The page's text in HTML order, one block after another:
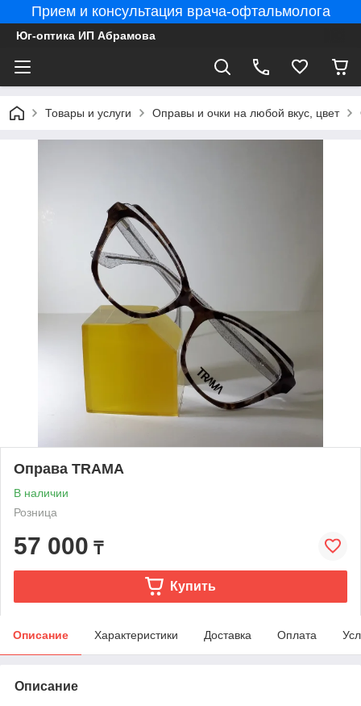
Прием и консультация врача-офтальмолога
Юг-оптика ИП Абрамова
Товары и услуги Оправы и очки на любой вкус, цвет
Оправа TRAMA
В наличии
Розница
57 000 ₸
Купить
Описание Характеристики Доставка Оплата
Описание